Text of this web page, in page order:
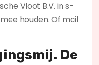
Vloot B.V. in s-
houden. Of mail
De